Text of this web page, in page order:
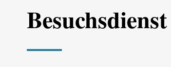
Besuchsdienst